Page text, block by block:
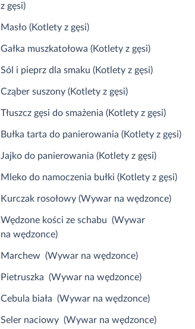
z gęsi)
Masło (Kotlety z gęsi)
Gałka muszkatołowa (Kotlety z gęsi)
Sól i pieprz dla smaku (Kotlety z gęsi)
Cząber suszony (Kotlety z gęsi)
Tłuszcz gęsi do smażenia (Kotlety z gęsi)
Bułka tarta do panierowania (Kotlety z gęsi)
Jajko do panierowania (Kotlety z gęsi)
Mleko do namoczenia bułki (Kotlety z gęsi)
Kurczak rosołowy (Wywar na wędzonce)
Wędzone kości ze schabu (Wywar
na wędzonce)
Marchew (Wywar na wędzonce)
Pietruszka (Wywar na wędzonce)
Cebula biała (Wywar na wędzonce)
Seler naciowy (Wywar na wędzonce)